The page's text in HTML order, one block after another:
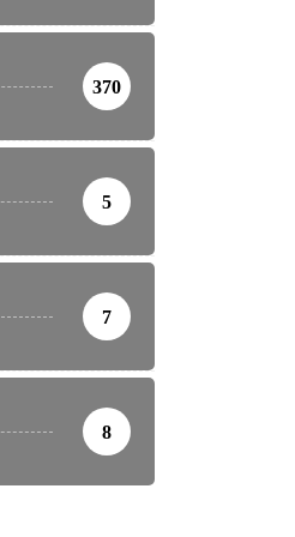
370
5
7
8